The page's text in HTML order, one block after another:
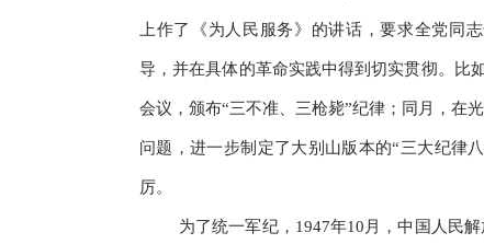
上作了《为人民服务》的讲话，要求全党同
导，并在具体的革命实践中得到切实贯彻。比
会议，颁布“三不准、三枪毙”纪律；同月，在
问题，进一步制定了大别山版本的“三大纪律
厉。
为了统一军纪，1947年10月，中国人民